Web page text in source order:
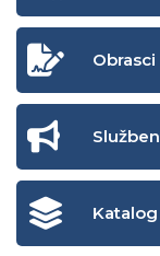
Obrasci